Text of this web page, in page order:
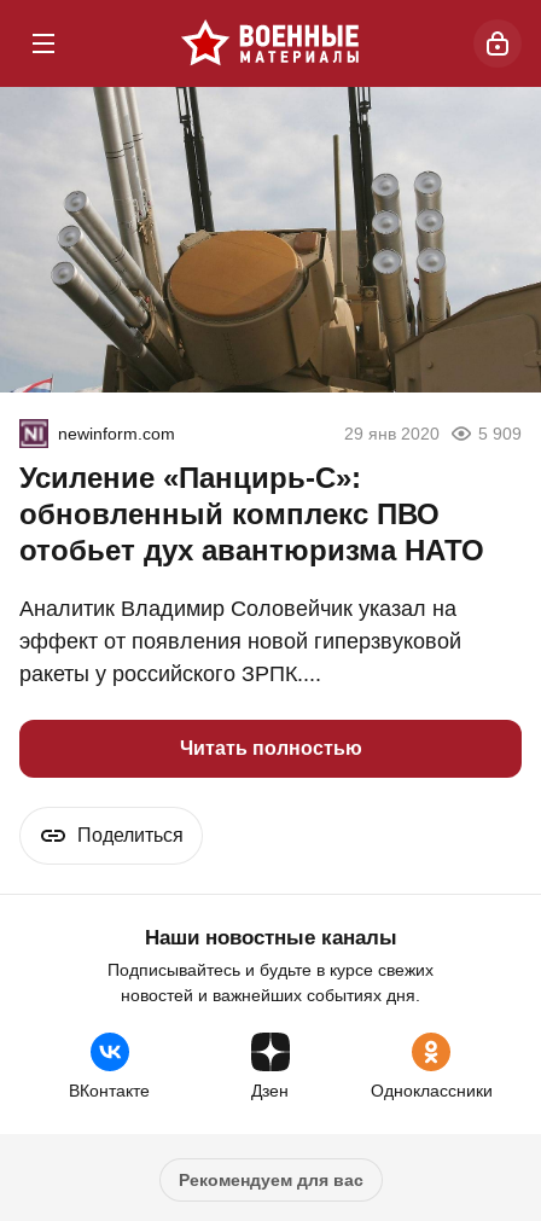
newinform.com 29 янв 2020 5 909
Усиление «Панцирь-С»:
обновленный комплекс ПВО
отобьет дух авантюризма НАТО
Аналитик Владимир Соловейчик указал на
эффект от появления новой гиперзвуковой
ракеты у российского ЗРПК....
Читать полностью
Поделиться
Наши новостные каналы
Подписывайтесь и будьте в курсе свежих
новостей и важнейших событиях дня.
ВКонтакте Дзен Одноклассники
Рекомендуем для вас